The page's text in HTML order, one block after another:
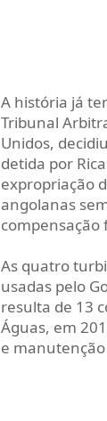
A história já
Tribunal
Unidos,
detida por
expropriação
angolanas
compensação
As quatro
usadas pelo
resulta de 13
Águas, em
e